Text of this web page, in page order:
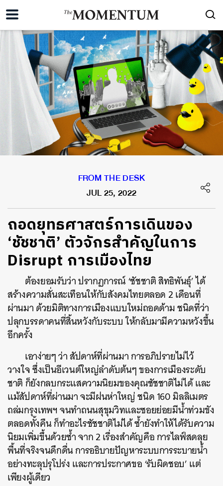
FROM THE DESK
JUL 25, 2022
ถอดยุทธศาสตร์การเดินของ
‘ชัชชาติ’ ตัวจักรสำคัญในการ
Disrupt การเมืองไทย
ต้องยอมรับว่า ปรากฏการณ์ ‘ชัชชาติ สิทธิพันธุ์’ ได้
สร้างความสั่นสะเทือนให้กับสังคมไทยตลอด 2 เดือนที่
ผ่านมา ด้วยมิติทางการเมืองแบบใหม่ถอดด้าม ชนิดที่ว่า
ปลุกบรรดาคนที่สิ้นหวังกับระบบ ให้กลับมามีความหวังขึ้น
อีกครั้ง
เอาง่ายๆ ว่า สัปดาห์ที่ผ่านมา การอภิปรายไม่ไว้
วางใจ ซึ่งเป็นอีเวนต์ใหญ่ลำดับต้นๆ ของการเมืองระดับ
ชาติ ก็ยังกลบกระแสความนิยมของคุณชัชชาติไม่ได้ และ
แม้สัปดาห์ที่ผ่านมา จะมีฝนห่าใหญ่ ชนิด 160 มิลลิเมตร
ถล่มกรุงเทพฯ จนทำถนนสุขุมวิทและซอยย่อยมีน้ำท่วมขัง
ตลอดทั้งคืน ก็ทำอะไรชัชชาติไม่ได้ ซ้ำยังทำให้ได้รับความ
นิยมเพิ่มขึ้นด้วยซ้ำ จาก 2 เรื่องสำคัญคือ การไลฟ์สดลุย
พื้นที่จริงจนดึกดื่น การอธิบายปัญหาระบบการระบายน้ำ
อย่างทะลุปรุโปร่ง และการประกาศขอ ‘รับผิดชอบ’ แต่
เพียงผู้เดียว